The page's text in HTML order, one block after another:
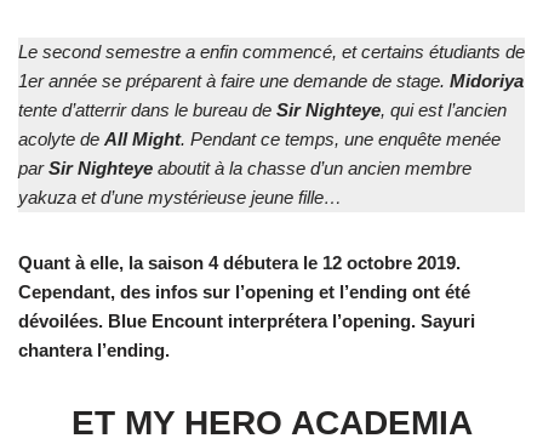
Le second semestre a enfin commencé, et certains étudiants de
1er année se préparent à faire une demande de stage. Midoriya
tente d’atterrir dans le bureau de Sir Nighteye, qui est l’ancien
acolyte de All Might. Pendant ce temps, une enquête menée
parSir Nighteye aboutit à la chasse d’un ancien membre
yakuza et d’une mystérieuse jeune fille…
Quant à elle, la saison 4 débutera le 12 octobre 2019.
Cependant, des infos sur l’opening et l’ending ont été
dévoilées. Blue Encount interprétera l’opening. Sayuri
chantera l’ending.
ET MY HERO ACADEMIA